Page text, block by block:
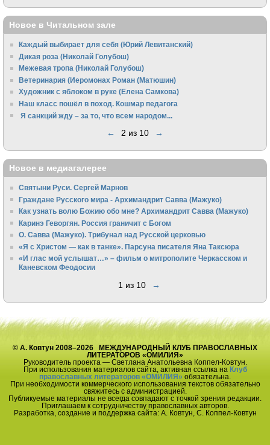
Новое в Читальном зале
Каждый выбирает для себя (Юрий Левитанский)
Дикая роза (Николай Голубош)
Межевая тропа (Николай Голубош)
Ветеринария (Иеромонах Роман (Матюшин)
Художник с яблоком в руке (Елена Самкова)
Наш класс пошёл в поход. Кошмар педагога
Я санкций жду – за то, что всем народом...
← 2 из 10 →
Новое в медиагалерее
Святыни Руси. Сергей Марнов
Граждане Русского мира - Архимандрит Савва (Мажуко)
Как узнать волю Божию обо мне? Архимандрит Савва (Мажуко)
Каринэ Геворгян. Россия граничит с Богом
О. Савва (Мажуко). Трибунал над Русской церковью
«Я с Христом — как в танке». Парсуна писателя Яна Таксюра
«И глас мой услышат…» – фильм о митрополите Черкасском и
Каневском Феодосии
1 из 10 →
© А. Ковтун 2008–2026 МЕЖДУНАРОДНЫЙ КЛУБ ПРАВОСЛАВНЫХ
ЛИТЕРАТОРОВ «ОМИЛИЯ»
Руководитель проекта — Светлана Анатольевна Коппел-Ковтун.
При использования материалов сайта, активная ссылка на Клуб
православных литераторов «ОМИЛИЯ» обязательна.
При необходимости коммерческого использования текстов обязательно
свяжитесь с администрацией.
Публикуемые материалы не всегда совпадают с точкой зрения редакции.
Приглашаем к сотрудничеству православных авторов.
Разработка, создание и поддержка сайта: А. Ковтун, С. Коппел-Ковтун